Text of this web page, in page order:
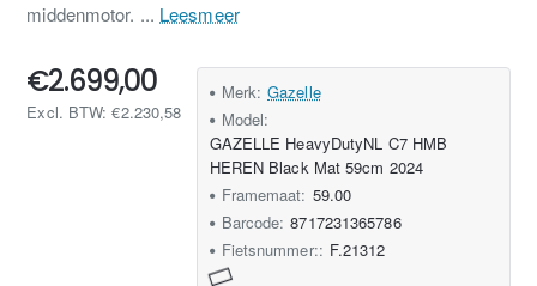
middenmotor. ... Leesmeer
€2.699,00
Excl. BTW: €2.230,58
Merk: Gazelle
Model:
GAZELLE HeavyDutyNL C7 HMB
HEREN Black Mat 59cm 2024
Framemaat: 59.00
Barcode: 8717231365786
Fietsnummer:: F.21312